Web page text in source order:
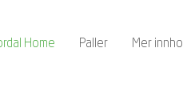
Home Paller Mer